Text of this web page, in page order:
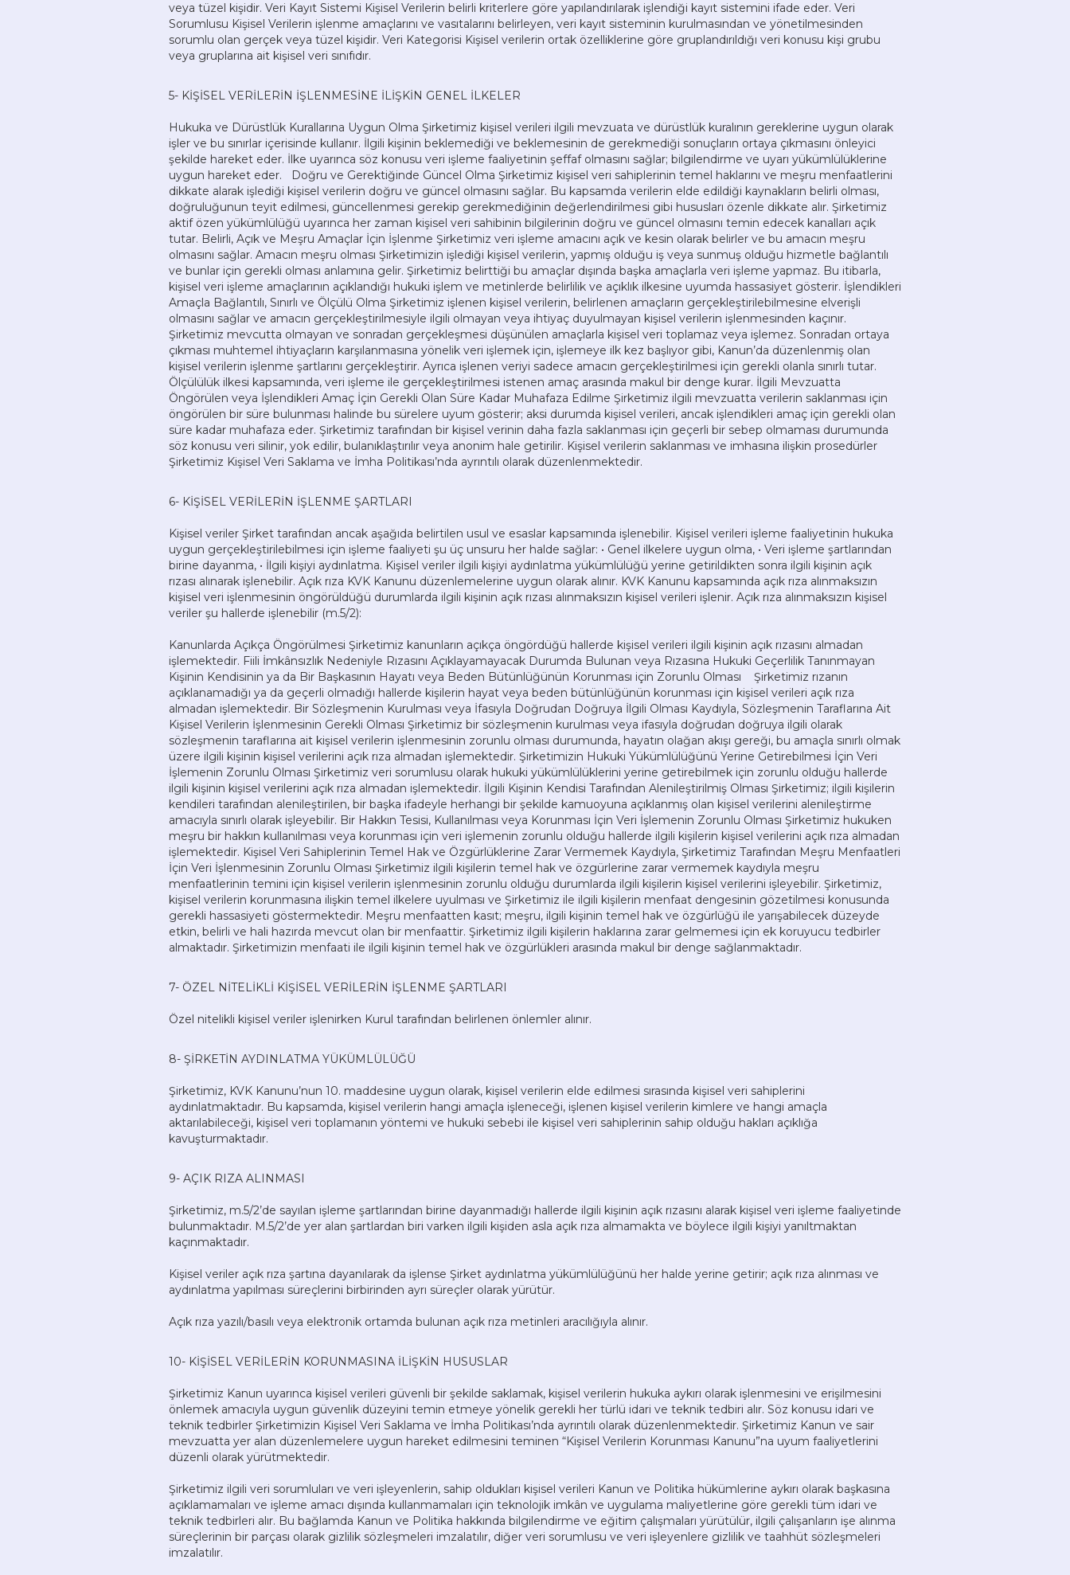
veya tüzel kişidir. Veri Kayıt Sistemi Kişisel Verilerin belirli kriterlere göre yapılandırılarak işlendiği kayıt sistemini ifade eder. Veri
Sorumlusu Kişisel Verilerin işlenme amaçlarını ve vasıtalarını belirleyen, veri kayıt sisteminin kurulmasından ve yönetilmesinden
sorumlu olan gerçek veya tüzel kişidir. Veri Kategorisi Kişisel verilerin ortak özelliklerine göre gruplandırıldığı veri konusu kişi grubu
veya gruplarına ait kişisel veri sınıfıdır.
5- KİŞİSEL VERİLERİN İŞLENMESİNE İLİŞKİN GENEL İLKELER
Hukuka ve Dürüstlük Kurallarına Uygun Olma Şirketimiz kişisel verileri ilgili mevzuata ve dürüstlük kuralının gereklerine uygun olarak
işler ve bu sınırlar içerisinde kullanır. İlgili kişinin beklemediği ve beklemesinin de gerekmediği sonuçların ortaya çıkmasını önleyici
şekilde hareket eder. İlke uyarınca söz konusu veri işleme faaliyetinin şeffaf olmasını sağlar; bilgilendirme ve uyarı yükümlülüklerine
uygun hareket eder. Doğru ve Gerektiğinde Güncel Olma Şirketimiz kişisel veri sahiplerinin temel haklarını ve meşru menfaatlerini
dikkate alarak işlediği kişisel verilerin doğru ve güncel olmasını sağlar. Bu kapsamda verilerin elde edildiği kaynakların belirli olması,
doğruluğunun teyit edilmesi, güncellenmesi gerekip gerekmediğinin değerlendirilmesi gibi hususları özenle dikkate alır. Şirketimiz
aktif özen yükümlülüğü uyarınca her zaman kişisel veri sahibinin bilgilerinin doğru ve güncel olmasını temin edecek kanalları açık
tutar. Belirli, Açık ve Meşru Amaçlar İçin İşlenme Şirketimiz veri işleme amacını açık ve kesin olarak belirler ve bu amacın meşru
olmasını sağlar. Amacın meşru olması Şirketimizin işlediği kişisel verilerin, yapmış olduğu iş veya sunmuş olduğu hizmetle bağlantılı
ve bunlar için gerekli olması anlamına gelir. Şirketimiz belirttiği bu amaçlar dışında başka amaçlarla veri işleme yapmaz. Bu itibarla,
kişisel veri işleme amaçlarının açıklandığı hukuki işlem ve metinlerde belirlilik ve açıklık ilkesine uyumda hassasiyet gösterir. İşlendikleri
Amaçla Bağlantılı, Sınırlı ve Ölçülü Olma Şirketimiz işlenen kişisel verilerin, belirlenen amaçların gerçekleştirilebilmesine elverişli
olmasını sağlar ve amacın gerçekleştirilmesiyle ilgili olmayan veya ihtiyaç duyulmayan kişisel verilerin işlenmesinden kaçınır.
Şirketimiz mevcutta olmayan ve sonradan gerçekleşmesi düşünülen amaçlarla kişisel veri toplamaz veya işlemez. Sonradan ortaya
çıkması muhtemel ihtiyaçların karşılanmasına yönelik veri işlemek için, işlemeye ilk kez başlıyor gibi, Kanun’da düzenlenmiş olan
kişisel verilerin işlenme şartlarını gerçekleştirir. Ayrıca işlenen veriyi sadece amacın gerçekleştirilmesi için gerekli olanla sınırlı tutar.
Ölçülülük ilkesi kapsamında, veri işleme ile gerçekleştirilmesi istenen amaç arasında makul bir denge kurar. İlgili Mevzuatta
Öngörülen veya İşlendikleri Amaç İçin Gerekli Olan Süre Kadar Muhafaza Edilme Şirketimiz ilgili mevzuatta verilerin saklanması için
öngörülen bir süre bulunması halinde bu sürelere uyum gösterir; aksi durumda kişisel verileri, ancak işlendikleri amaç için gerekli olan
süre kadar muhafaza eder. Şirketimiz tarafından bir kişisel verinin daha fazla saklanması için geçerli bir sebep olmaması durumunda
söz konusu veri silinir, yok edilir, bulanıklaştırılır veya anonim hale getirilir. Kişisel verilerin saklanması ve imhasına ilişkin prosedürler
Şirketimiz Kişisel Veri Saklama ve İmha Politikası’nda ayrıntılı olarak düzenlenmektedir.
6- KİŞİSEL VERİLERİN İŞLENME ŞARTLARI
Kişisel veriler Şirket tarafından ancak aşağıda belirtilen usul ve esaslar kapsamında işlenebilir. Kişisel verileri işleme faaliyetinin hukuka
uygun gerçekleştirilebilmesi için işleme faaliyeti şu üç unsuru her halde sağlar: • Genel ilkelere uygun olma, • Veri işleme şartlarından
birine dayanma, • İlgili kişiyi aydınlatma. Kişisel veriler ilgili kişiyi aydınlatma yükümlülüğü yerine getirildikten sonra ilgili kişinin açık
rızası alınarak işlenebilir. Açık rıza KVK Kanunu düzenlemelerine uygun olarak alınır. KVK Kanunu kapsamında açık rıza alınmaksızın
kişisel veri işlenmesinin öngörüldüğü durumlarda ilgili kişinin açık rızası alınmaksızın kişisel verileri işlenir. Açık rıza alınmaksızın kişisel
veriler şu hallerde işlenebilir (m.5/2):
Kanunlarda Açıkça Öngörülmesi Şirketimiz kanunların açıkça öngördüğü hallerde kişisel verileri ilgili kişinin açık rızasını almadan
işlemektedir. Fiili İmkânsızlık Nedeniyle Rızasını Açıklayamayacak Durumda Bulunan veya Rızasına Hukuki Geçerlilik Tanınmayan
Kişinin Kendisinin ya da Bir Başkasının Hayatı veya Beden Bütünlüğünün Korunması için Zorunlu Olması Şirketimiz rızanın
açıklanamadığı ya da geçerli olmadığı hallerde kişilerin hayat veya beden bütünlüğünün korunması için kişisel verileri açık rıza
almadan işlemektedir. Bir Sözleşmenin Kurulması veya İfasıyla Doğrudan Doğruya İlgili Olması Kaydıyla, Sözleşmenin Taraflarına Ait
Kişisel Verilerin İşlenmesinin Gerekli Olması Şirketimiz bir sözleşmenin kurulması veya ifasıyla doğrudan doğruya ilgili olarak
sözleşmenin taraflarına ait kişisel verilerin işlenmesinin zorunlu olması durumunda, hayatın olağan akışı gereği, bu amaçla sınırlı olmak
üzere ilgili kişinin kişisel verilerini açık rıza almadan işlemektedir. Şirketimizin Hukuki Yükümlülüğünü Yerine Getirebilmesi İçin Veri
İşlemenin Zorunlu Olması Şirketimiz veri sorumlusu olarak hukuki yükümlülüklerini yerine getirebilmek için zorunlu olduğu hallerde
ilgili kişinin kişisel verilerini açık rıza almadan işlemektedir. İlgili Kişinin Kendisi Tarafından Alenileştirilmiş Olması Şirketimiz; ilgili kişilerin
kendileri tarafından alenileştirilen, bir başka ifadeyle herhangi bir şekilde kamuoyuna açıklanmış olan kişisel verilerini alenileştirme
amacıyla sınırlı olarak işleyebilir. Bir Hakkın Tesisi, Kullanılması veya Korunması İçin Veri İşlemenin Zorunlu Olması Şirketimiz hukuken
meşru bir hakkın kullanılması veya korunması için veri işlemenin zorunlu olduğu hallerde ilgili kişilerin kişisel verilerini açık rıza almadan
işlemektedir. Kişisel Veri Sahiplerinin Temel Hak ve Özgürlüklerine Zarar Vermemek Kaydıyla, Şirketimiz Tarafından Meşru Menfaatleri
İçin Veri İşlenmesinin Zorunlu Olması Şirketimiz ilgili kişilerin temel hak ve özgürlerine zarar vermemek kaydıyla meşru
menfaatlerinin temini için kişisel verilerin işlenmesinin zorunlu olduğu durumlarda ilgili kişilerin kişisel verilerini işleyebilir. Şirketimiz,
kişisel verilerin korunmasına ilişkin temel ilkelere uyulması ve Şirketimiz ile ilgili kişilerin menfaat dengesinin gözetilmesi konusunda
gerekli hassasiyeti göstermektedir. Meşru menfaatten kasıt; meşru, ilgili kişinin temel hak ve özgürlüğü ile yarışabilecek düzeyde
etkin, belirli ve hali hazırda mevcut olan bir menfaattir. Şirketimiz ilgili kişilerin haklarına zarar gelmemesi için ek koruyucu tedbirler
almaktadır. Şirketimizin menfaati ile ilgili kişinin temel hak ve özgürlükleri arasında makul bir denge sağlanmaktadır.
7- ÖZEL NİTELİKLİ KİŞİSEL VERİLERİN İŞLENME ŞARTLARI
Özel nitelikli kişisel veriler işlenirken Kurul tarafından belirlenen önlemler alınır.
8- ŞİRKETİN AYDINLATMA YÜKÜMLÜLÜĞÜ
Şirketimiz, KVK Kanunu’nun 10. maddesine uygun olarak, kişisel verilerin elde edilmesi sırasında kişisel veri sahiplerini
aydınlatmaktadır. Bu kapsamda, kişisel verilerin hangi amaçla işleneceği, işlenen kişisel verilerin kimlere ve hangi amaçla
aktarılabileceği, kişisel veri toplamanın yöntemi ve hukuki sebebi ile kişisel veri sahiplerinin sahip olduğu hakları açıklığa
kavuşturmaktadır.
9- AÇIK RIZA ALINMASI
Şirketimiz, m.5/2’de sayılan işleme şartlarından birine dayanmadığı hallerde ilgili kişinin açık rızasını alarak kişisel veri işleme faaliyetinde
bulunmaktadır. M.5/2’de yer alan şartlardan biri varken ilgili kişiden asla açık rıza almamakta ve böylece ilgili kişiyi yanıltmaktan
kaçınmaktadır.
Kişisel veriler açık rıza şartına dayanılarak da işlense Şirket aydınlatma yükümlülüğünü her halde yerine getirir; açık rıza alınması ve
aydınlatma yapılması süreçlerini birbirinden ayrı süreçler olarak yürütür.
Açık rıza yazılı/basılı veya elektronik ortamda bulunan açık rıza metinleri aracılığıyla alınır.
10- KİŞİSEL VERİLERİN KORUNMASINA İLİŞKİN HUSUSLAR
Şirketimiz Kanun uyarınca kişisel verileri güvenli bir şekilde saklamak, kişisel verilerin hukuka aykırı olarak işlenmesini ve erişilmesini
önlemek amacıyla uygun güvenlik düzeyini temin etmeye yönelik gerekli her türlü idari ve teknik tedbiri alır. Söz konusu idari ve
teknik tedbirler Şirketimizin Kişisel Veri Saklama ve İmha Politikası’nda ayrıntılı olarak düzenlenmektedir. Şirketimiz Kanun ve sair
mevzuatta yer alan düzenlemelere uygun hareket edilmesini teminen “Kişisel Verilerin Korunması Kanunu”na uyum faaliyetlerini
düzenli olarak yürütmektedir.
Şirketimiz ilgili veri sorumluları ve veri işleyenlerin, sahip oldukları kişisel verileri Kanun ve Politika hükümlerine aykırı olarak başkasına
açıklamamaları ve işleme amacı dışında kullanmamaları için teknolojik imkân ve uygulama maliyetlerine göre gerekli tüm idari ve
teknik tedbirleri alır. Bu bağlamda Kanun ve Politika hakkında bilgilendirme ve eğitim çalışmaları yürütülür, ilgili çalışanların işe alınma
süreçlerinin bir parçası olarak gizlilik sözleşmeleri imzalatılır, diğer veri sorumlusu ve veri işleyenlere gizlilik ve taahhüt sözleşmeleri
imzalatılır.